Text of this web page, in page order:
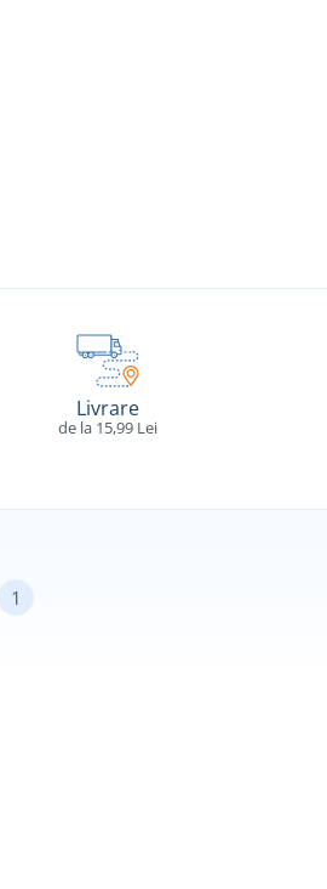
Livrare
de la 15,99 Lei
1